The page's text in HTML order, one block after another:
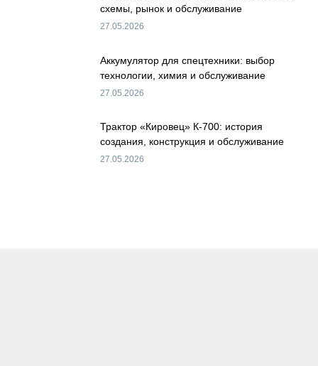
схемы, рынок и обслуживание
27.05.2026
Аккумулятор для спецтехники: выбор
технологии, химия и обслуживание
27.05.2026
Трактор «Кировец» К-700: история
создания, конструкция и обслуживание
27.05.2026